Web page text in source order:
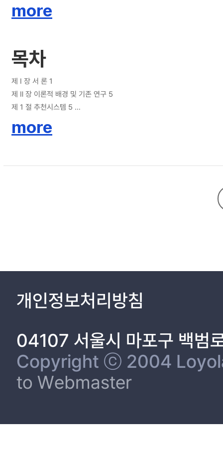
recommendation systems, Fan et al. (2022) proposed the
distance (STOSA_HL). We conducted performance comparisons under conditions identical to those in
demonstrates the best performance, followed by the original
various datasets and most of the experimental parameter settings. Although this study does not theoretically explain the superior performance of STOSA_KL, the findings suggest a need for
research into the impact of probabilistic distance computation
more
목차
제 Ⅰ 장 서 론 1
제 Ⅱ 장 이론적 배경 및 기존 연구 5
제 1 절 추천시스템 5
제 1 절 Amazon Reviews 데이터 27
2. Mean Reciprocal Rank 30
3. Normalized Discounted Cumulative Gain 31
제 3 절 성능 평가 33
1. 평가 방법 33
2. 평가 결과 34
more
개인정보처리방침
04107 서울시 마포구 백범
Copyright ⓒ 2004
to Webmaster